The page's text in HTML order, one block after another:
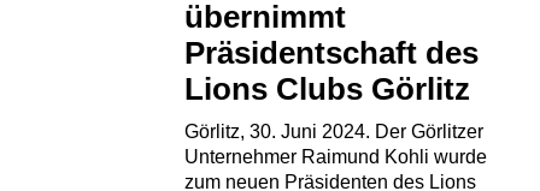
übernimmt
Präsidentschaft des
Lions Clubs Görlitz
Görlitz, 30. Juni 2024. Der Görlitzer
Unternehmer Raimund Kohli wurde
zum neuen Präsidenten des Lions